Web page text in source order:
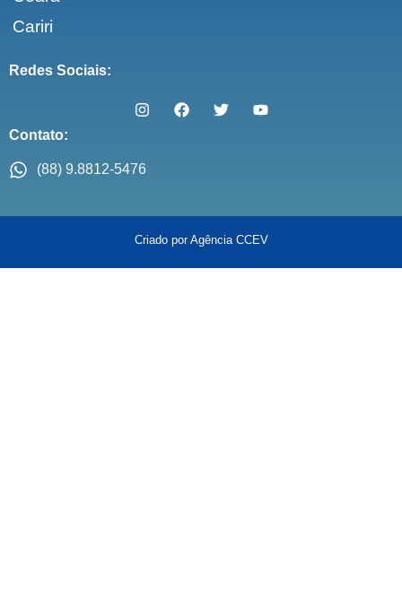
Cariri
Redes Sociais:
Contato:
(88) 9.8812-5476
Criado por Agência CCEV